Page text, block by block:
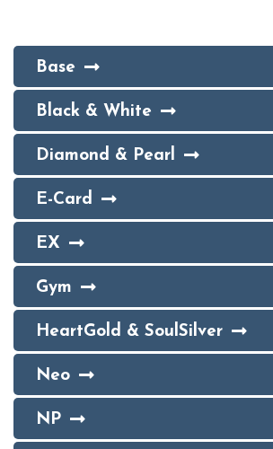
Base
Black & White
Diamond & Pearl
E-Card
EX
Gym
HeartGold & SoulSilver
Neo
NP